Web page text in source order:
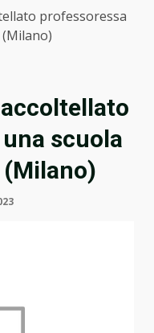
professoressa
scuola